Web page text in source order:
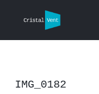
contenido
IMG_0182